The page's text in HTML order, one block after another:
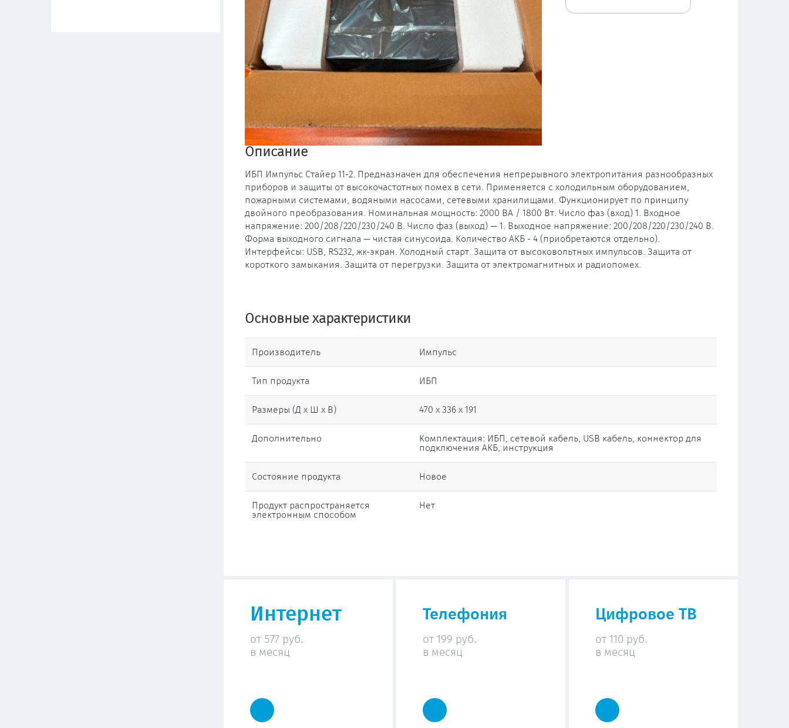
Описание
ИБП Импульс Стайер 11-2. Предназначен для обеспечения непрерывного электропитания разнообразных
приборов и защиты от высокочастотных помех в сети. Применяется с холодильным оборудованием,
пожарными системами, водяными насосами, сетевыми хранилищами. Функционирует по принципу
двойного преобразования. Номинальная мощность: 2000 ВА / 1800 Вт. Число фаз (вход) 1. Входное
напряжение: 200/208/220/230/240 В. Число фаз (выход) — 1. Выходное напряжение: 200/208/220/230/240 В.
Форма выходного сигнала — чистая синусоида. Количество АКБ - 4 (приобретаются отдельно).
Интерфейсы: USB, RS232, жк-экран. Холодный старт. Защита от высоковольтных импульсов. Защита от
короткого замыкания. Защита от перегрузки. Защита от электромагнитных и радиопомех.
Основные характеристики
Производитель Импульс
Тип продукта ИБП
Размеры (Д х Ш х В) 470 x 336 x 191
Дополнительно
Комплектация: ИБП, сетевой кабель, USB кабель, коннектор для
подключения АКБ, инструкция
Состояние продукта Новое
Продукт распространяется
электронным способом
Нет
Интернет
от 577 руб.
в месяц
Телефония
от 199 руб.
в месяц
Цифровое ТВ
от 110 руб.
в месяц